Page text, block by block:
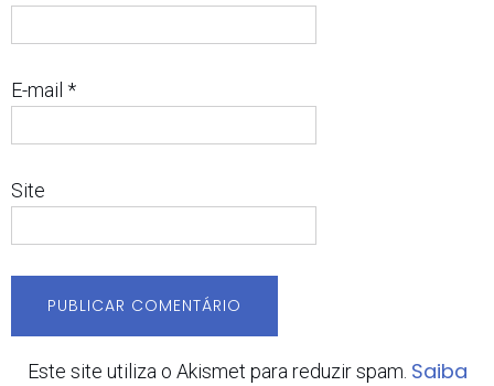
E-mail *
Site
Este site utiliza o Akismet para reduzir spam. Saiba